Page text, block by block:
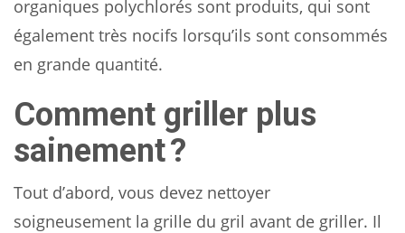
organiques polychlorés sont produits, qui sont
également très nocifs lorsqu’ils sont consommés
en grande quantité.
Comment griller plus
sainement ?
Tout d’abord, vous devez nettoyer
soigneusement la grille du gril avant de griller. Il